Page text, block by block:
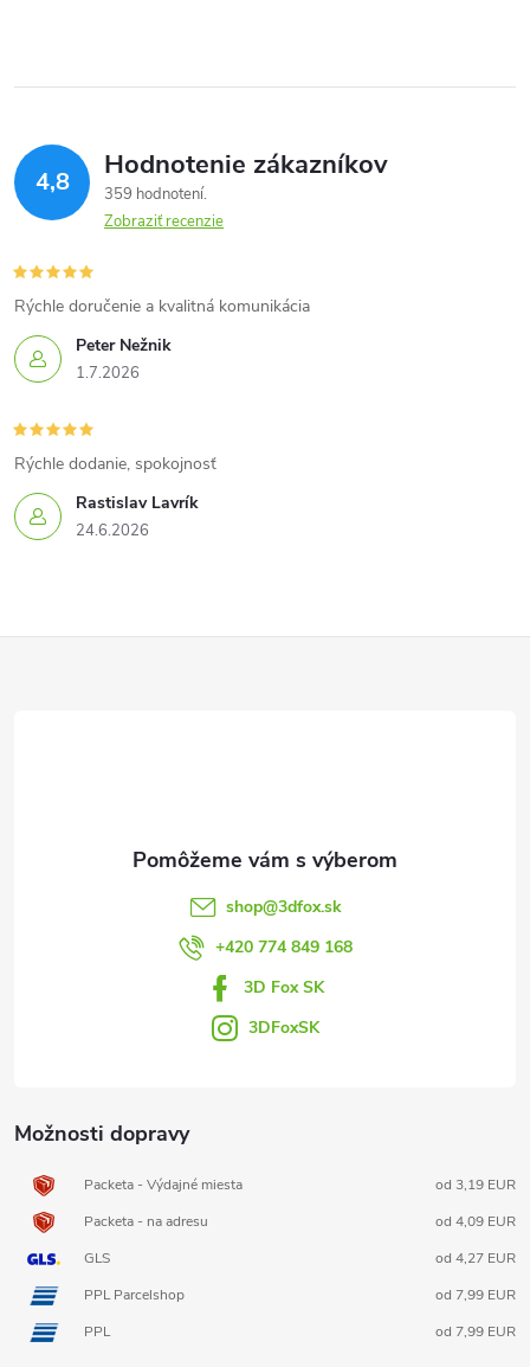
4,8 Hodnotenie zákazníkov
359 hodnotení
Zobraziť recenzie
Peter Nežnik
1.7.2026
Rýchle doručenie a kvalitná komunikácia
Rastislav Lavrík
24.6.2026
Rýchle dodanie, spokojnosť
Možnosti dopravy
Packeta - Výdajné miesta
od 3,19 EUR
Packeta - na adresu
od 4,09 EUR
GLS
od 4,27 EUR
PPL Parcelshop
od 7,99 EUR
PPL
od 7,99 EUR
shop@3dfox.sk
+420 774 849 168
3D Fox SK
3DFoxSK